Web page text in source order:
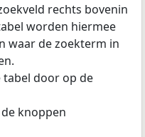
rechts bovenin
worden hiermee
waar de zoekterm in
tabel door op de
knoppen